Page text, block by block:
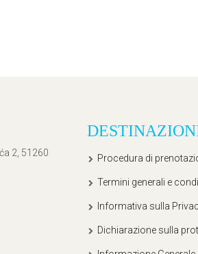
2, 51260
Procedura di
Termini generali e
Informativa sulla
Dichiarazione sulla